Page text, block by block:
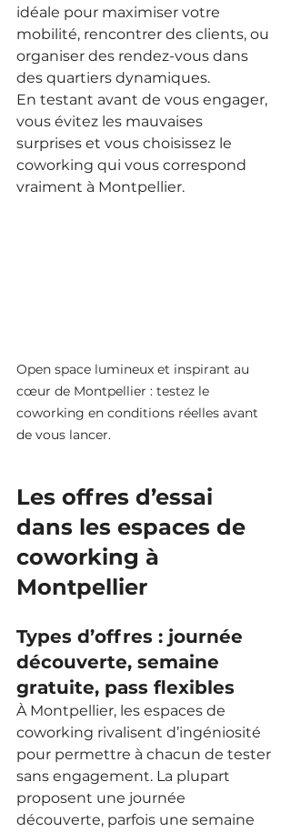
idéale pour maximiser votre
mobilité, rencontrer des clients, ou
organiser des rendez-vous dans
des quartiers dynamiques.
En testant avant de vous engager,
vous évitez les mauvaises
surprises et vous choisissez le
coworking qui vous correspond
vraiment à Montpellier.
Open space lumineux et inspirant au
cœur de Montpellier : testez le
coworking en conditions réelles avant
de vous lancer.
Les offres d’essai
dans les espaces de
coworking à
Montpellier
Types d’offres : journée
découverte, semaine
gratuite, pass flexibles
À Montpellier, les espaces de
coworking rivalisent d’ingéniosité
pour permettre à chacun de tester
sans engagement. La plupart
proposent une journée
découverte, parfois une semaine